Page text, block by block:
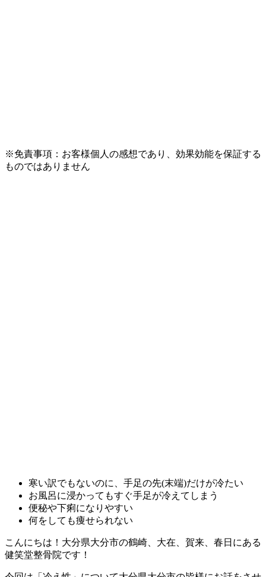
※免責事項：お客様個人の感想であり、効果効能を保証する
ものではありません
寒い訳でもないのに、手足の先(末端)だけが冷たい
お風呂に浸かってもすぐ手足が冷えてしまう
便秘や下痢になりやすい
何をしても痩せられない
こんにちは！大分県大分市の鶴崎、大在、賀来、春日にある
健笑堂整骨院です！